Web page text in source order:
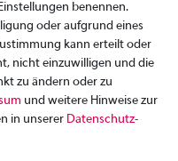
benennen.
oder aufgrund eines
kann erteilt oder
nicht einzuwilligen und die
zu ändern oder zu
und weitere Hinweise zur
in unserer Daten­schutz­